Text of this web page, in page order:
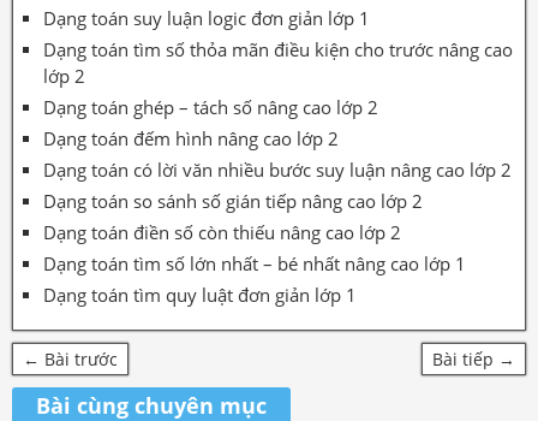
Dạng toán suy luận logic đơn giản lớp 1
Dạng toán tìm số thỏa mãn điều kiện cho trước nâng cao
lớp 2
Dạng toán ghép – tách số nâng cao lớp 2
Dạng toán đếm hình nâng cao lớp 2
Dạng toán có lời văn nhiều bước suy luận nâng cao lớp 2
Dạng toán so sánh số gián tiếp nâng cao lớp 2
Dạng toán điền số còn thiếu nâng cao lớp 2
Dạng toán tìm số lớn nhất – bé nhất nâng cao lớp 1
Dạng toán tìm quy luật đơn giản lớp 1
← Bài trước Bài tiếp →
Bài cùng chuyên mục